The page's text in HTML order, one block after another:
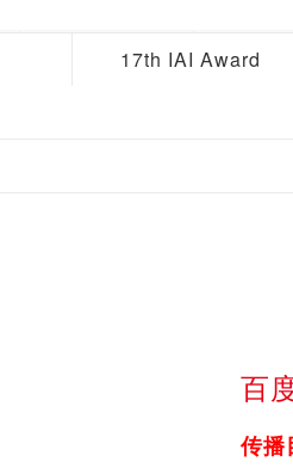
17th IAI Award
百
传播